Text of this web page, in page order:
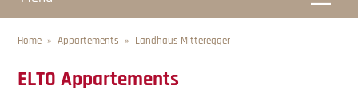
Home Appartements Landhaus Mitteregger
ELTO Appartements